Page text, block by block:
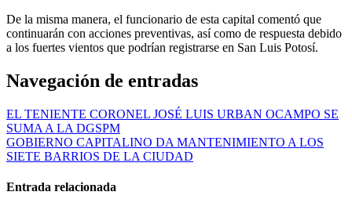
De la misma manera, el funcionario de esta capital comentó que
continuarán con acciones preventivas, así como de respuesta debido
a los fuertes vientos que podrían registrarse en San Luis Potosí.
Navegación de entradas
EL TENIENTE CORONEL JOSÉ LUIS URBAN OCAMPO SE
SUMA A LA DGSPM
GOBIERNO CAPITALINO DA MANTENIMIENTO A LOS
SIETE BARRIOS DE LA CIUDAD
Entrada relacionada